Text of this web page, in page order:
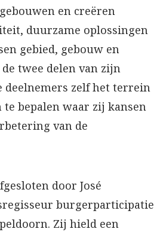
en creëren
duurzame oplossingen
gebied, gebouw en
twee delen van zijn
deelnemers zelf het terrein
bepalen waar zij kansen
van de
door José
burgerparticipatie
Zij hield een